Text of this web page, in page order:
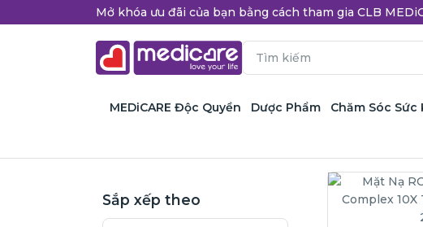
Mở khóa ưu đãi của bạn bằng cách tham gia CLB
MEDiCARE Độc Quyền Dược Phẩm Chăm Sóc Sức
Sắp xếp theo